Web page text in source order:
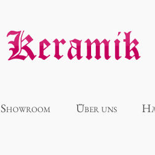
Showroom Über uns